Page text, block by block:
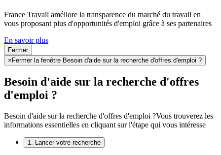
France Travail améliore la transparence du marché du travail en
vous proposant plus d'opportunités d'emploi grâce à ses partenaires
En savoir plus
Fermer
× Fermer la fenêtre Besoin d'aide sur la recherche d'offres d'emploi ?
Besoin d'aide sur la recherche d'offres
d'emploi ?
Besoin d'aide sur la recherche d'offres d'emploi ?Vous trouverez les
informations essentielles en cliquant sur l'étape qui vous intéresse
1. Lancer votre recherche